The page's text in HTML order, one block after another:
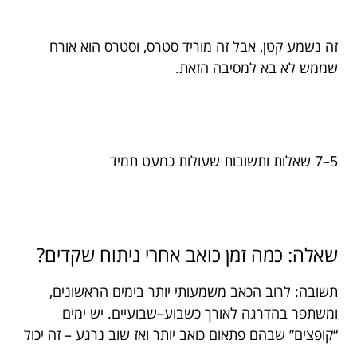
זה נשמע קטן, אבל זה מוריד סטרס, וסטרס הוא אורח
שממש לא בא למסיבה הזאת.
5–7 שאלות ותשובות שעולות כמעט תמיד
שאלה: כמה זמן כואב אחרי ניתוח שקדים?
תשובה: לרוב הכאב משמעותי יותר בימים הראשונים,
ומשתפר בהדרגה לאורך כשבוע–שבועיים. יש ימים
“קופצים” שבהם פתאום כואב יותר ואז שוב נרגע – זה יכול